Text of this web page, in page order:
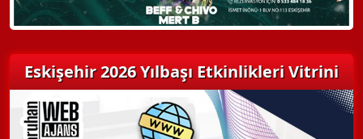
Eskişehir 2026 Yılbaşı Etkinlikleri Vitrini